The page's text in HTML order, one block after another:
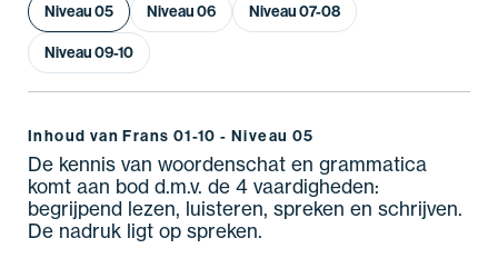
Niveau 05 Niveau 06 Niveau 07-08
Niveau 09-10
Inhoud van Frans 01-10 - Niveau 05
De kennis van woordenschat en grammatica
komt aan bod d.m.v. de 4 vaardigheden:
begrijpend lezen, luisteren, spreken en schrijven.
De nadruk ligt op spreken.